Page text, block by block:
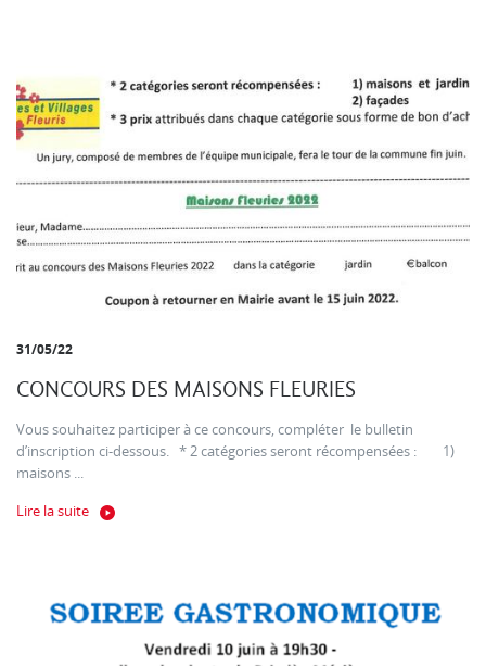
31/05/22
CONCOURS DES MAISONS FLEURIES
Vous souhaitez participer à ce concours, compléter le bulletin
d’inscription ci-dessous. * 2 catégories seront récompensées : 1)
maisons ...
Lire la suite